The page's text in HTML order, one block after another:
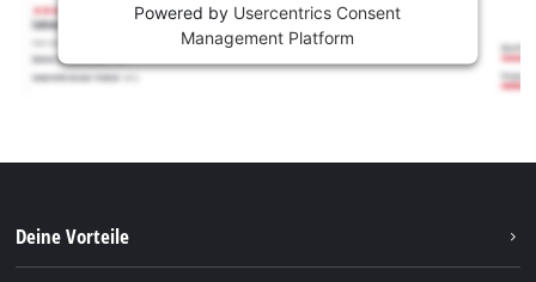
Powered by Usercentrics Consent
Management Platform
Deine Vorteile